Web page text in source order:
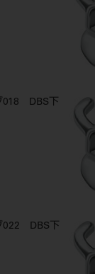
018 DBS下
022 DBS下